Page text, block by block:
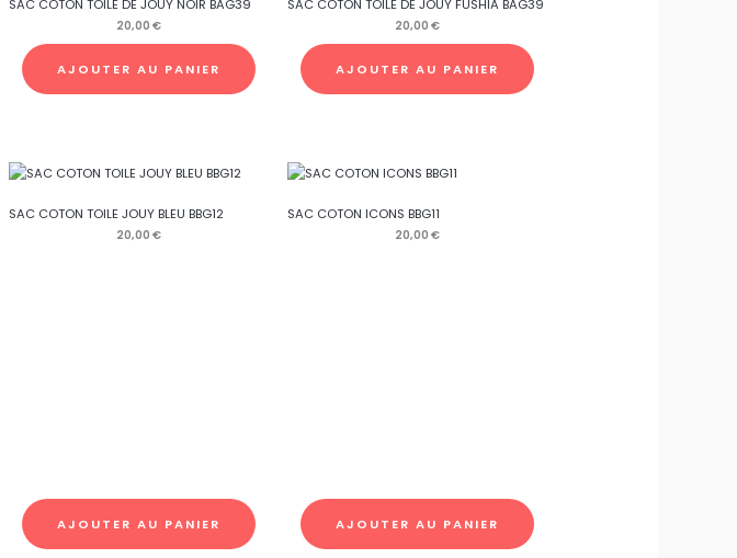
SAC COTON TOILE DE JOUY NOIR BAG39
20,00€
AJOUTER AU PANIER
SAC COTON TOILE DE JOUY FUSHIA BAG39
20,00€
AJOUTER AU PANIER
SAC COTON TOILE JOUY BLEU BBG12
20,00€
AJOUTER AU PANIER
SAC COTON ICONS BBG11
20,00€
AJOUTER AU PANIER